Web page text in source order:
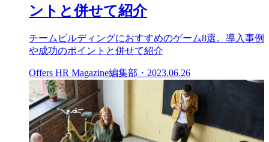
ントと併せて紹介
チームビルディングにおすすめのゲーム8選。導入事例
や成功のポイントと併せて紹介
Offers HR Magazine編集部 ・ 2023.06.26